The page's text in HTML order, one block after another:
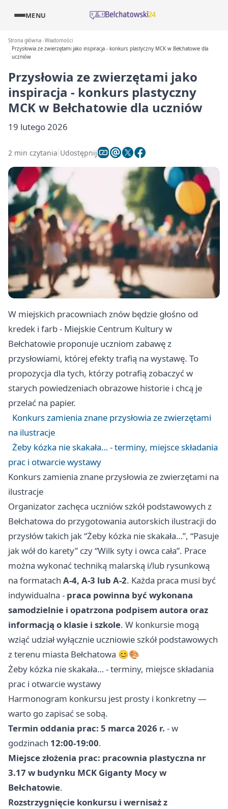
MENU
Strona główna Wiadomości
Przysłowia ze zwierzętami jako inspiracja - konkurs plastyczny MCK w Bełchatowie dla
uczniów
Przysłowia ze zwierzętami jako
inspiracja - konkurs plastyczny
MCK w Bełchatowie dla uczniów
19 lutego 2026
2 min czytania Udostępnij
W miejskich pracowniach znów będzie głośno od
kredek i farb - Miejskie Centrum Kultury w
Bełchatowie proponuje uczniom zabawę z
przysłowiami, której efekty trafią na wystawę. To
propozycja dla tych, którzy potrafią zobaczyć w
starych powiedzeniach obrazowe historie i chcą je
przelać na papier.
Konkurs zamienia znane przysłowia ze zwierzętami
na ilustracje
Żeby kózka nie skakała… - terminy, miejsce składania
prac i otwarcie wystawy
Konkurs zamienia znane przysłowia ze zwierzętami na
ilustracje
Organizator zachęca uczniów szkół podstawowych z
Bełchatowa do przygotowania autorskich ilustracji do
przysłów takich jak “Żeby kózka nie skakała…”, “Pasuje
jak wół do karety” czy “Wilk syty i owca cała”. Prace
można wykonać techniką malarską i/lub rysunkową
na formatach A-4, A-3 lub A-2. Każda praca musi być
indywidualna - praca powinna być wykonana
samodzielnie i opatrzona podpisem autora oraz
informacją o klasie i szkole. W konkursie mogą
wziąć udział wyłącznie uczniowie szkół podstawowych
z terenu miasta Bełchatowa 😊🎨
Żeby kózka nie skakała… - terminy, miejsce składania
prac i otwarcie wystawy
Harmonogram konkursu jest prosty i konkretny —
warto go zapisać se sobą.
Termin oddania prac: 5 marca 2026 r. - w
godzinach 12:00-19:00.
Miejsce złożenia prac: pracownia plastyczna nr
3.17 w budynku MCK Giganty Mocy w
Bełchatowie.
Rozstrzygnięcie konkursu i wernisaż z